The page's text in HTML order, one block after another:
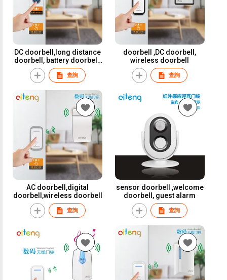
DC doorbell,long distance
doorbell, battery doorbell,
doorbell
查詢
doorbell ,DC doorbell,
wireless doorbell
查詢
AC doorbell,digital
doorbell,wireless doorbell
查詢
sensor doorbell ,welcome
doorbell, guest alarm
查詢